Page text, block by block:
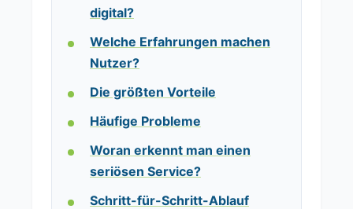
digital?
Welche Erfahrungen machen
Nutzer?
Die größten Vorteile
Häufige Probleme
Woran erkennt man einen
seriösen Service?
Schritt-für-Schritt-Ablauf